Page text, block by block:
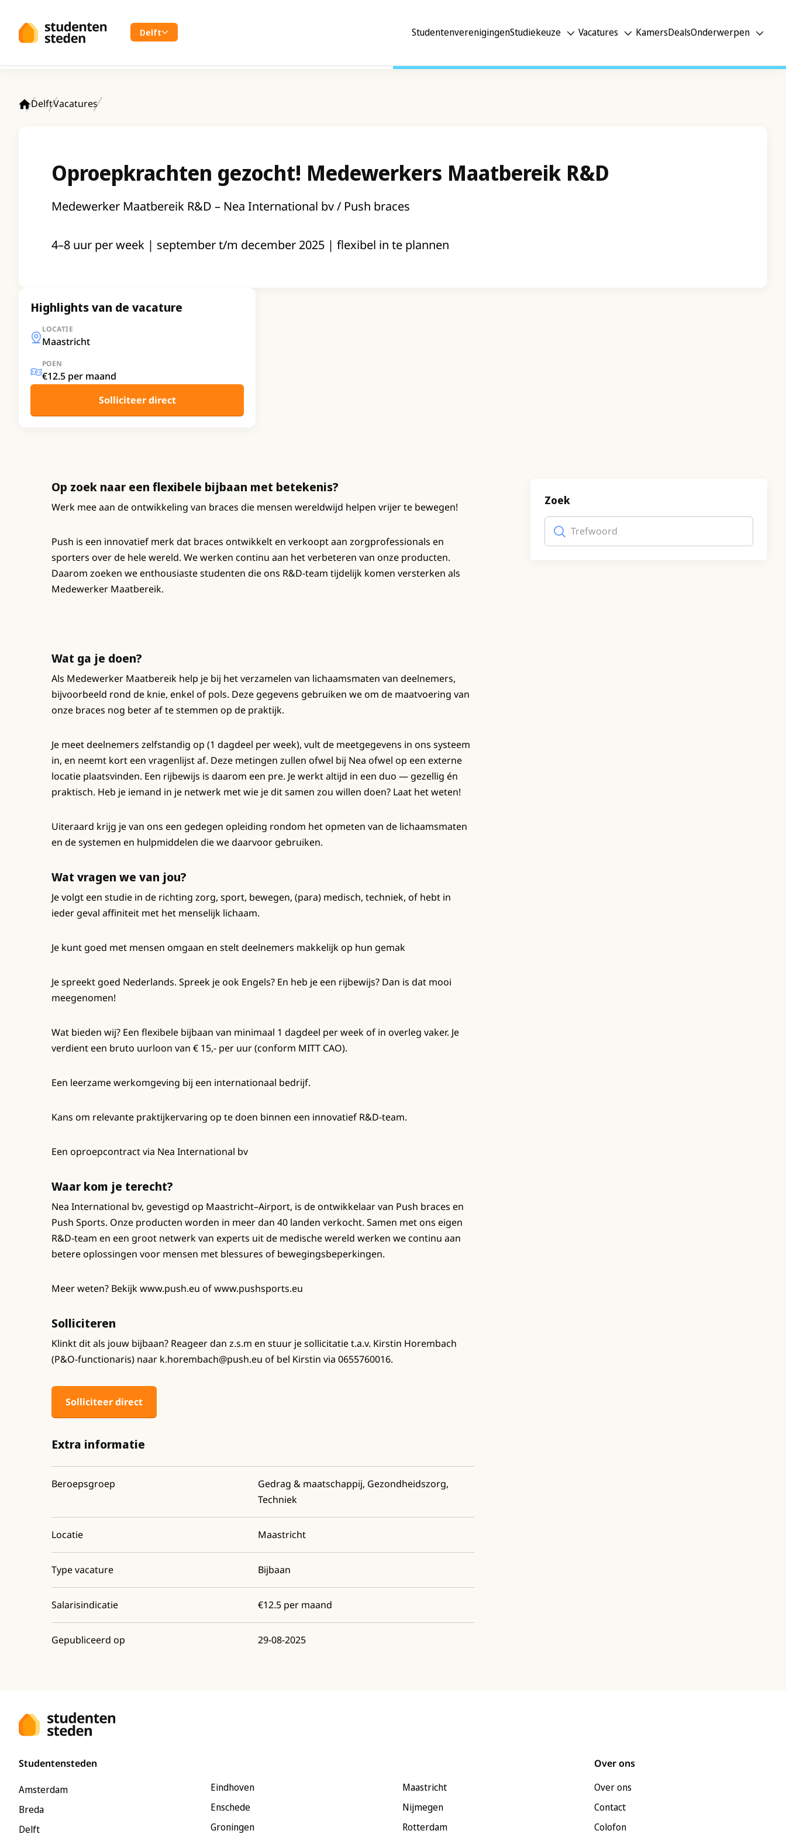
Delft StudentenverenigingenStudiekeuze Vacatures KamersDealsOnderwerpen
DelftVacatures
Oproepkrachten gezocht! Medewerkers Maatbereik R&D
Medewerker Maatbereik R&D – Nea International bv / Push braces
4–8 uur per week | september t/m december 2025 | flexibel in te plannen
Highlights van de vacature
LOCATIE
Maastricht
POEN
€12.5 per maand
Solliciteer direct
Op zoek naar een flexibele bijbaan met betekenis?
Werk mee aan de ontwikkeling van braces die mensen wereldwijd helpen vrijer te bewegen!
Push is een innovatief merk dat braces ontwikkelt en verkoopt aan zorgprofessionals en
sporters over de hele wereld. We werken continu aan het verbeteren van onze producten.
Daarom zoeken we enthousiaste studenten die ons R&D-team tijdelijk komen versterken als
Medewerker Maatbereik.
Wat ga je doen?
Als Medewerker Maatbereik help je bij het verzamelen van lichaamsmaten van deelnemers,
bijvoorbeeld rond de knie, enkel of pols. Deze gegevens gebruiken we om de maatvoering van
onze braces nog beter af te stemmen op de praktijk.
Je meet deelnemers zelfstandig op (1 dagdeel per week), vult de meetgegevens in ons systeem
in, en neemt kort een vragenlijst af. Deze metingen zullen ofwel bij Nea ofwel op een externe
locatie plaatsvinden. Een rijbewijs is daarom een pre. Je werkt altijd in een duo — gezellig én
praktisch. Heb je iemand in je netwerk met wie je dit samen zou willen doen? Laat het weten!
Uiteraard krijg je van ons een gedegen opleiding rondom het opmeten van de lichaamsmaten
en de systemen en hulpmiddelen die we daarvoor gebruiken.
Wat vragen we van jou?
Je volgt een studie in de richting zorg, sport, bewegen, (para) medisch, techniek, of hebt in
ieder geval affiniteit met het menselijk lichaam.
Je kunt goed met mensen omgaan en stelt deelnemers makkelijk op hun gemak
Je spreekt goed Nederlands. Spreek je ook Engels? En heb je een rijbewijs? Dan is dat mooi
meegenomen!
Wat bieden wij? Een flexibele bijbaan van minimaal 1 dagdeel per week of in overleg vaker. Je
verdient een bruto uurloon van € 15,- per uur (conform MITT CAO).
Een leerzame werkomgeving bij een internationaal bedrijf.
Kans om relevante praktijkervaring op te doen binnen een innovatief R&D-team.
Een oproepcontract via Nea International bv
Waar kom je terecht?
Nea International bv, gevestigd op Maastricht–Airport, is de ontwikkelaar van Push braces en
Push Sports. Onze producten worden in meer dan 40 landen verkocht. Samen met ons eigen
R&D-team en een groot netwerk van experts uit de medische wereld werken we continu aan
betere oplossingen voor mensen met blessures of bewegingsbeperkingen.
Meer weten? Bekijk www.push.eu of www.pushsports.eu
Solliciteren
Klinkt dit als jouw bijbaan? Reageer dan z.s.m en stuur je sollicitatie t.a.v. Kirstin Horembach
(P&O-functionaris) naar k.horembach@push.eu of bel Kirstin via 0655760016.
Solliciteer direct
Extra informatie
Beroepsgroep
Gedrag & maatschappij, Gezondheidszorg,
Techniek
Locatie Maastricht
Type vacature Bijbaan
Salarisindicatie €12.5 per maand
Gepubliceerd op 29-08-2025
Zoek
Trefwoord
Studentensteden
Amsterdam
Breda
Delft
Eindhoven
Enschede
Groningen
Maastricht
Nijmegen
Rotterdam
Over ons
Over ons
Contact
Colofon